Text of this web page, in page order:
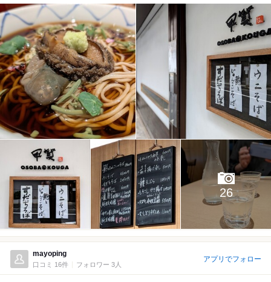
26
mayoping
口コミ 16件 フォロワー 3人
アプリでフォロー